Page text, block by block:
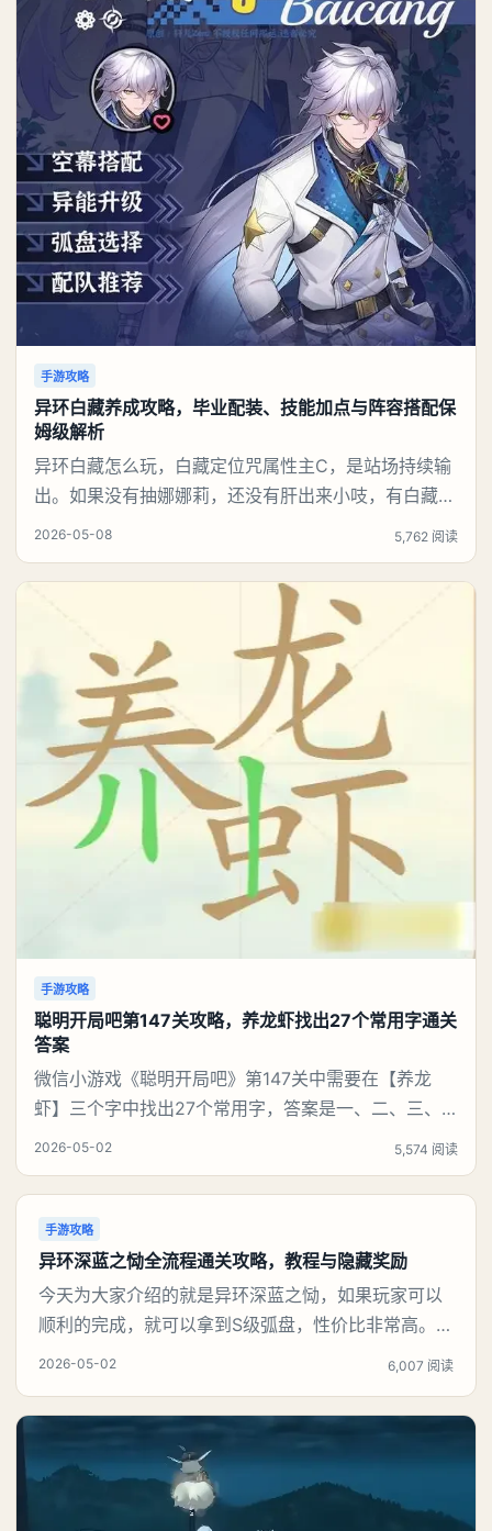
手游攻略
异环白藏养成攻略，毕业配装、技能加点与阵容搭配保
姆级解析
异环白藏怎么玩，白藏定位咒属性主C，是站场持续输
出。如果没有抽娜娜莉，还没有肝出来小吱，有白藏的
话可以先用着。有娜娜莉缺另外一个二队C想打深渊也
携带真红：双生蝶卡带。和灵套一样，队内造成的咒属
性伤害会叠层加攻击力，提高白藏输出。主属性带咒属
性异能伤害增强，或者前期缺双暴带双暴。副属性也是
通用
2026-05-08 5,762 阅读
手游攻略
聪明开局吧第147关攻略，养龙虾找出27个常用字通关
答案
微信小游戏《聪明开局吧》第147关中需要在【养龙
虾】三个字中找出27个常用字，答案是一、二、三、
介、尢、龙、兰、大、夫、夰、巾、中、虫、下、虾、
结合笔画逐一识别即可通关。《聪明开局吧》第147关
养龙虾找出27个常用字攻略第147关养龙虾找出27个常
用字1、从简单笔画入手‌：先提取【一、二、三
2026-05-02 5,574 阅读
手游攻略
异环深蓝之恸全流程通关攻略，教程与隐藏奖励
今天为大家介绍的就是异环深蓝之恸，如果玩家可以
顺利的完成，就可以拿到S级弧盘，性价比非常高。不
过在初期难度还是比较高的，对于那些新手玩家并不
看一下到底怎么样才能够顺利的通关，有哪一些主要
的注意事项，希望玩家可以了解。《异环》深蓝之恸
完成攻略首先就给大家提醒一个触触条件，只有驾驶
汽车才能够触发，
2026-05-02 6,007 阅读